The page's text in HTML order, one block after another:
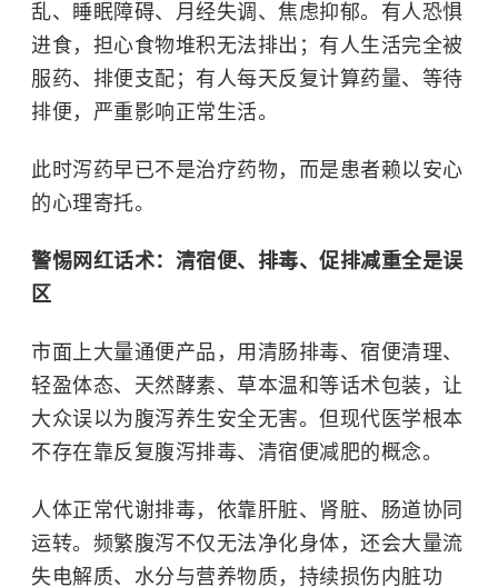
乱、睡眠障碍、月经失调、焦虑抑郁。有人恐惧
进食，担心食物堆积无法排出；有人生活完全被
服药、排便支配；有人每天反复计算药量、等待
排便，严重影响正常生活。
此时泻药早已不是治疗药物，而是患者赖以安心
的心理寄托。
警惕网红话术：清宿便、排毒、促排减重全是误
区
市面上大量通便产品，用清肠排毒、宿便清理、
轻盈体态、天然酵素、草本温和等话术包装，让
大众误以为腹泻养生安全无害。但现代医学根本
不存在靠反复腹泻排毒、清宿便减肥的概念。
人体正常代谢排毒，依靠肝脏、肾脏、肠道协同
运转。频繁腹泻不仅无法净化身体，还会大量流
失电解质、水分与营养物质，持续损伤内脏功